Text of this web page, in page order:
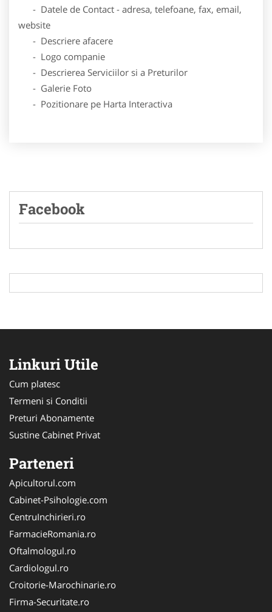
- Datele de Contact - adresa, telefoane, fax, email,
website
- Descriere afacere
- Logo companie
- Descrierea Serviciilor si a Preturilor
- Galerie Foto
- Pozitionare pe Harta Interactiva
Facebook
Linkuri Utile
Cum platesc
Termeni si Conditii
Preturi Abonamente
Sustine Cabinet Privat
Parteneri
Apicultorul.com
Cabinet-Psihologie.com
CentruInchirieri.ro
FarmacieRomania.ro
Oftalmologul.ro
Cardiologul.ro
Croitorie-Marochinarie.ro
Firma-Securitate.ro